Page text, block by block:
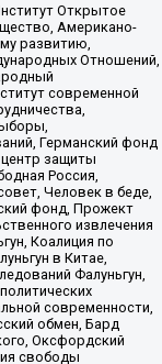
Открытое
Американо-
развитию,
Отношений,
современной
Германский фонд
защиты
Россия,
Человек в беде,
фонд, Прожект
извлечения
Коалиция по
в Китае,
Фалуньгун,
современности,
обмен, Бард
Оксфордский
свободы